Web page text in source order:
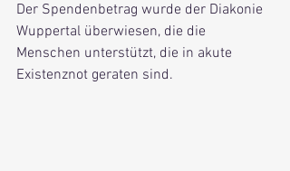
Der Spendenbetrag wurde der Diakonie
Wuppertal überwiesen, die die
Menschen unterstützt, die in akute
Existenznot geraten sind.